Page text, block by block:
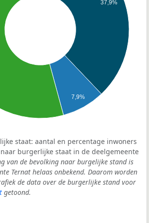
37,9%
7,9%
staat: aantal en percentage inwoners
burgerlijke staat in de deelgemeente
van de bevolking naar burgelijke stand is
Ternat helaas onbekend. Daarom worden
de data over de burgerlijke stand voor
getoond.